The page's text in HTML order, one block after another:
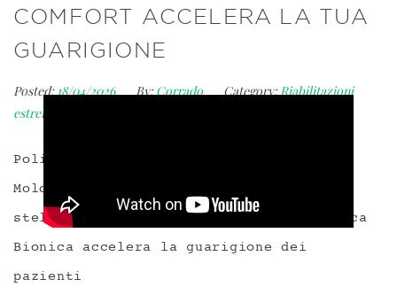
COMFORT ACCELERA LA TUA
GUARIGIONE
Posted:18/04/2026 By:Corrado Category:Riabilitazioni
estreme della bocca
Policlinici dentali di eccellenza in
Moldavia: ecco perché l’accoglienza a 5
stelle del Dr. Palmas e del Sistema Bocca
Bionica accelera la guarigione dei
pazienti